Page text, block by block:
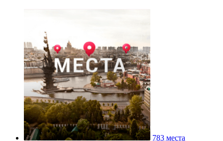
783 места